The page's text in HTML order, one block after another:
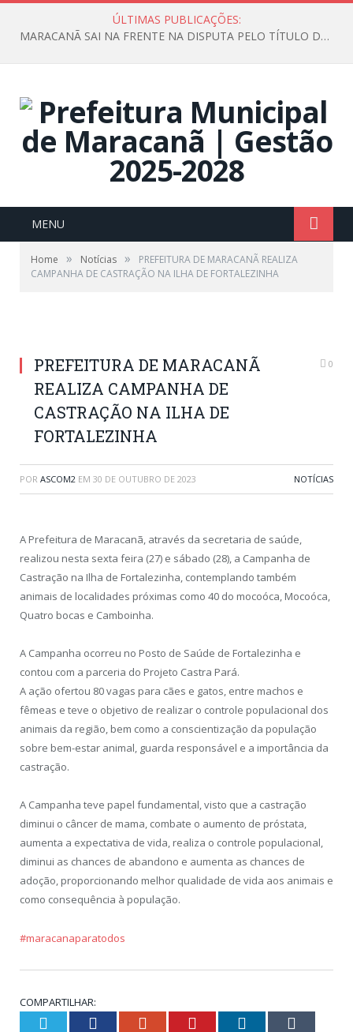
ÚLTIMAS PUBLICAÇÕES:
MARACANÃ SAI NA FRENTE NA DISPUTA PELO TÍTULO DA COPA PARÁ SUB-17!
MENU
Home » Notícias »
PREFEITURA DE MARACANÃ REALIZA
CAMPANHA DE CASTRAÇÃO NA ILHA DE FORTALEZINHA
PREFEITURA DE MARACANÃ
REALIZA CAMPANHA DE
CASTRAÇÃO NA ILHA DE
FORTALEZINHA
0
POR ASCOM2 EM 30 DE OUTUBRO DE 2023 NOTÍCIAS
A Prefeitura de Maracanã, através da secretaria de saúde,
realizou nesta sexta feira (27) e sábado (28), a Campanha de
Castração na Ilha de Fortalezinha, contemplando também
animais de localidades próximas como 40 do mocoóca, Mocoóca,
Quatro bocas e Camboinha.
A Campanha ocorreu no Posto de Saúde de Fortalezinha e
contou com a parceria do Projeto Castra Pará.
A ação ofertou 80 vagas para cães e gatos, entre machos e
fêmeas e teve o objetivo de realizar o controle populacional dos
animais da região, bem como a conscientização da população
sobre bem-estar animal, guarda responsável e a importância da
castração.
A Campanha teve papel fundamental, visto que a castração
diminui o câncer de mama, combate o aumento de próstata,
aumenta a expectativa de vida, realiza o controle populacional,
diminui as chances de abandono e aumenta as chances de
adoção, proporcionando melhor qualidade de vida aos animais e
como consequência à população.
#maracanaparatodos
COMPARTILHAR:
Twitter Facebook Google+ Pinterest LinkedIn